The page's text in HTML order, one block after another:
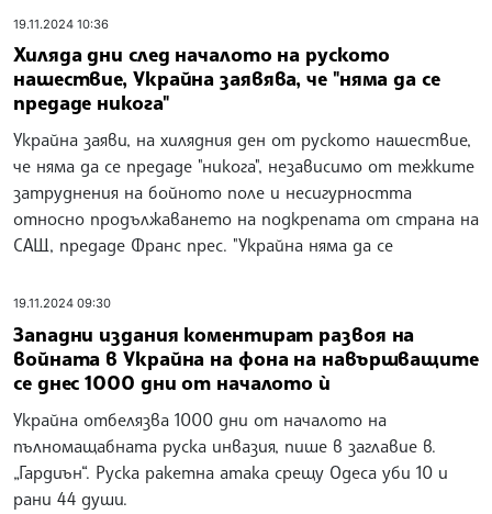
19.11.2024 10:36
Хиляда дни след началото на руското
нашествие, Украйна заявява, че "няма да се
предаде никога"
Украйна заяви, на хилядния ден от руското нашествие,
че няма да се предаде "никога", независимо от тежките
затруднения на бойното поле и несигурността
относно продължаването на подкрепата от страна на
САЩ, предаде Франс прес. "Украйна няма да се
19.11.2024 09:30
Западни издания коментират развоя на
войната в Украйна на фона на навършващите
се днес 1000 дни от началото ѝ
Украйна отбелязва 1000 дни от началото на
пълномащабната руска инвазия, пише в заглавие в.
„Гардиън“. Руска ракетна атака срещу Одеса уби 10 и
рани 44 души.